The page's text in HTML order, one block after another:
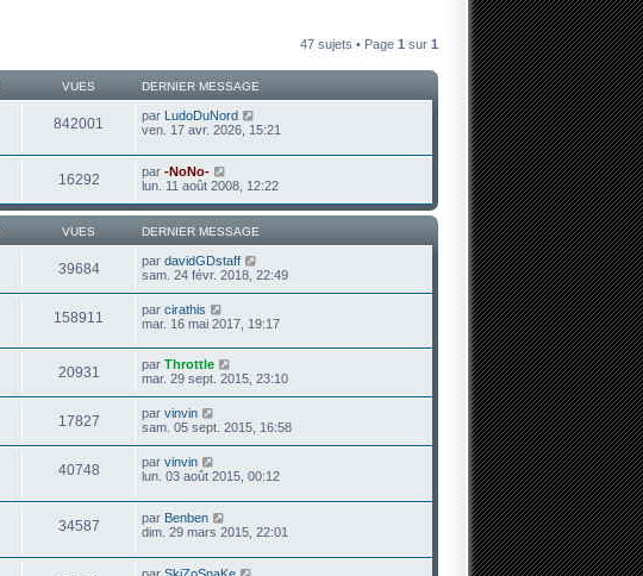
47 sujets • Page 1 sur 1
VUES DERNIER MESSAGE
842001 par LudoDuNord
ven. 17 avr. 2026, 15:21
16292 par -NoNo-
lun. 11 août 2008, 12:22
VUES DERNIER MESSAGE
39684 par davidGDstaff
sam. 24 févr. 2018, 22:49
158911 par cirathis
mar. 16 mai 2017, 19:17
20931 par Throttle
mar. 29 sept. 2015, 23:10
17827 par vinvin
sam. 05 sept. 2015, 16:58
40748 par vinvin
lun. 03 août 2015, 00:12
34587 par Benben
dim. 29 mars 2015, 22:01
par SkiZoSnaKe